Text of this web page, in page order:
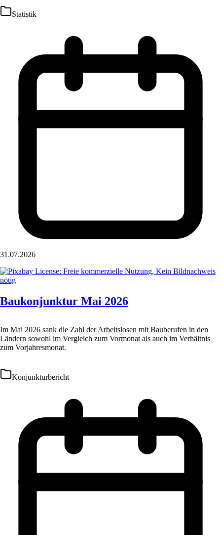
Statistik
31.07.2026
Baukonjunktur Mai 2026
Im Mai 2026 sank die Zahl der Arbeitslosen mit Bauberufen in den
Ländern sowohl im Vergleich zum Vormonat als auch im Verhältnis
zum Vorjahresmonat.
Konjunkturbericht